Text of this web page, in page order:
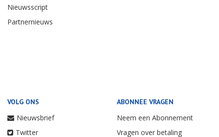
Nieuwsscript
Partnernieuws
VOLG ONS
Nieuwsbrief
Twitter
ABONNEE VRAGEN
Neem een Abonnement
Vragen over betaling